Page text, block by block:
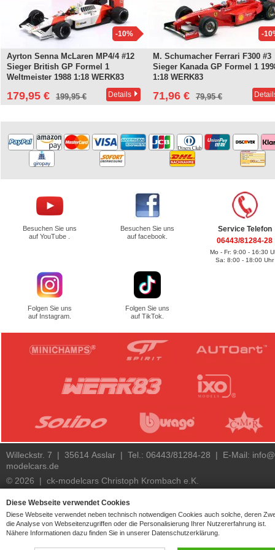
-10%
Ayrton Senna McLaren MP4/4 #12
Sieger British GP Formel 1
Weltmeister 1988 1:18 WERK83
179,95 € 199,95 € Details
-
M. Schumacher Ferrari F300 #3
Sieger Kanada GP Formel 1
1:18 WERK83
71,96 € 79,95 €
Besuchen Sie uns
auf YouTube .
Besuchen Sie uns
auf facebook.
Folgen Sie uns
auf Instagram.
Folgen Sie uns
auf TikTok.
Service Telefon
06443/81284-28
Mo - Fr: 9:00 - 16:30
Sa: 8:00 - 18:00 Uhr
Willeckstr. 7 | 35614 Asslar | Tel.: 06443/81284-28 | E-Mail:
modelcars.de
© 2026 | ck-modelcars Christoph Krombach e.K.
4.9
5.00of7438 ck-modelcars.de customer reviews | Trusted Shops
Diese Webseite verwendet Cookies
Diese Webseite verwendet neben technisch notwendigen Cookies auch solche, deren
die Analyse von Webseitenzugriffen oder die Personalisierung Ihrer Nutzererfahrung ist.
Nähere Informationen dazu finden Sie in unserer Datenschutzerklärung.